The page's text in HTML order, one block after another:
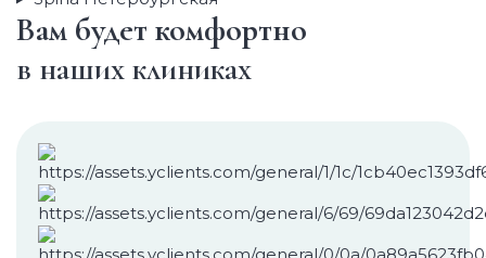
Вам будет комфортно
в наших клиниках